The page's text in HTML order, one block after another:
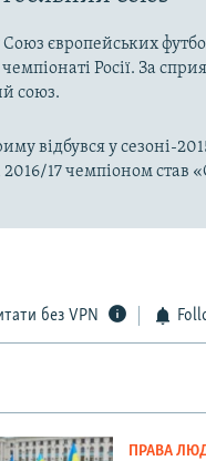
європейських
Росії. За
союз.
відбувся у сезоні-
17 чемпіоном став
без VPN
ПРАВА